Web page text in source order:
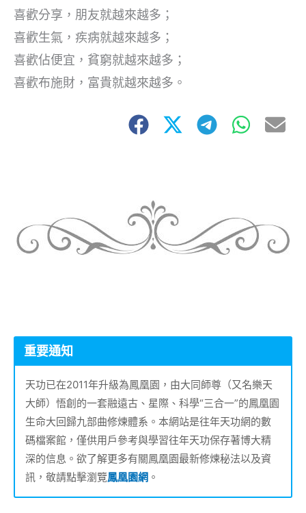
喜歡分享，朋友就越來越多；
喜歡生氣，疾病就越來越多；
喜歡佔便宜，貧窮就越來越多；
喜歡布施財，富貴就越來越多。
重要通知
天功已在2011年升級為鳳凰園，由大同師尊（又名樂天
大師）悟創的一套融遠古、星際、科學“三合一”的鳳凰園
生命大回歸九部曲修煉體系。本網站是往年天功網的數
碼檔案館，僅供用戶參考與學習往年天功保存著博大精
深的信息。欲了解更多有關鳳凰園最新修煉秘法以及資
訊，敬請點擊瀏覽鳳凰園網 。